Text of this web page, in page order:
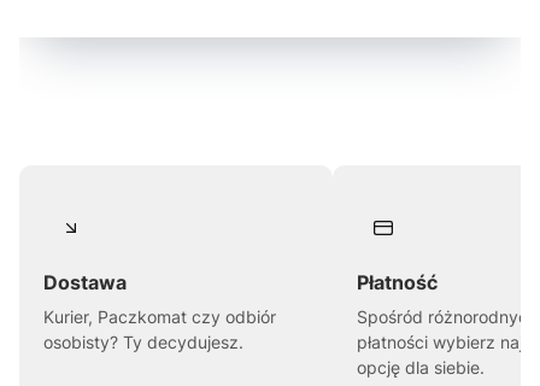
Dostawa
Kurier, Paczkomat czy odbiór
osobisty? Ty decydujesz.
Płatność
Spośród
płatności wybierz
opcję dla siebie.